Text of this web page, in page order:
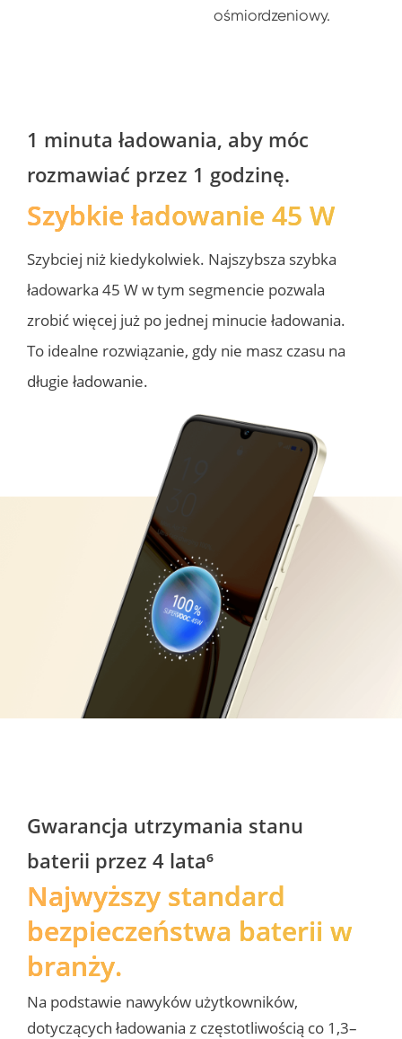
ośmiordzeniowy.
1 minuta ładowania, aby móc
rozmawiać przez 1 godzinę.
Szybkie ładowanie 45 W
Szybciej niż kiedykolwiek. Najszybsza szybka
ładowarka 45 W w tym segmencie pozwala
zrobić więcej już po jednej minucie ładowania.
To idealne rozwiązanie, gdy nie masz czasu na
długie ładowanie.
Gwarancja utrzymania stanu
baterii przez 4 lata⁶
Najwyższy standard
bezpieczeństwa baterii w
branży.
Na podstawie nawyków użytkowników,
dotyczących ładowania z częstotliwością co 1,3–